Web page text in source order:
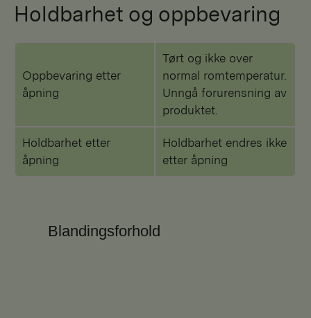
Holdbarhet og oppbevaring
Oppbevaring etter
åpning
Tørt og ikke over
normal romtemperatur.
Unngå forurensning av
produktet.
Holdbarhet etter
åpning
Holdbarhet endres ikke
etter åpning
Blandingsforhold